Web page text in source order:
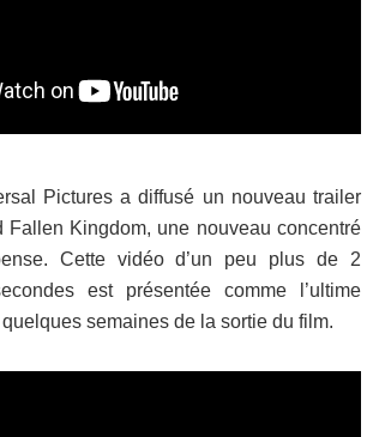
Pictures a diffusé un nouveau trailer
Fallen Kingdom, une nouveau concentré
Cette vidéo d’un peu plus de 2
est présentée comme l’ultime
semaines de la sortie du film.